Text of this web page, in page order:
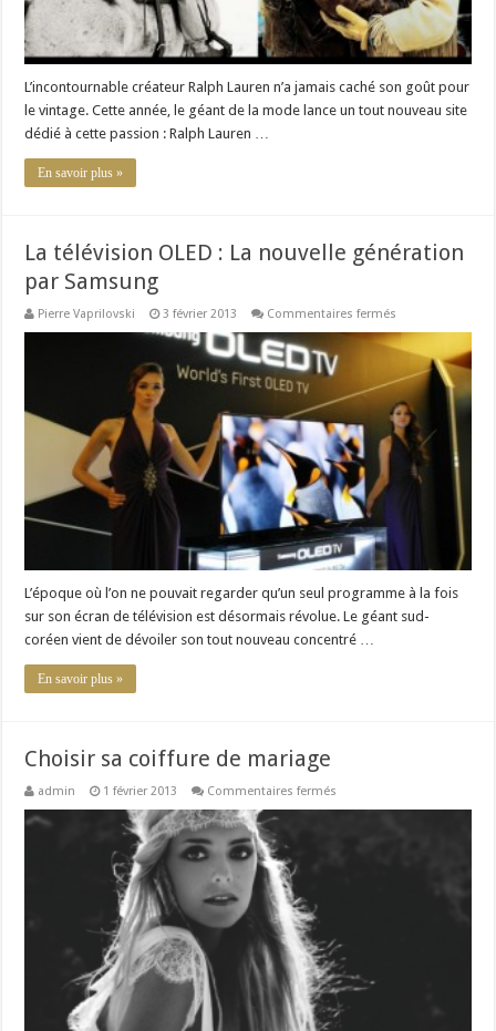
L’incontournable créateur Ralph Lauren n’a jamais caché son goût pour
le vintage. Cette année, le géant de la mode lance un tout nouveau site
dédié à cette passion : Ralph Lauren …
En savoir plus »
La télévision OLED : La nouvelle génération
par Samsung
Pierre Vaprilovski 3 février 2013 Commentaires fermés
télévision
OLED
La
nouvelle
génération
par
Samsung
L’époque où l’on ne pouvait regarder qu’un seul programme à la fois
sur son écran de télévision est désormais révolue. Le géant sud-
coréen vient de dévoiler son tout nouveau concentré …
En savoir plus »
Choisir sa coiffure de mariage
admin 1 février 2013 Commentaires fermés